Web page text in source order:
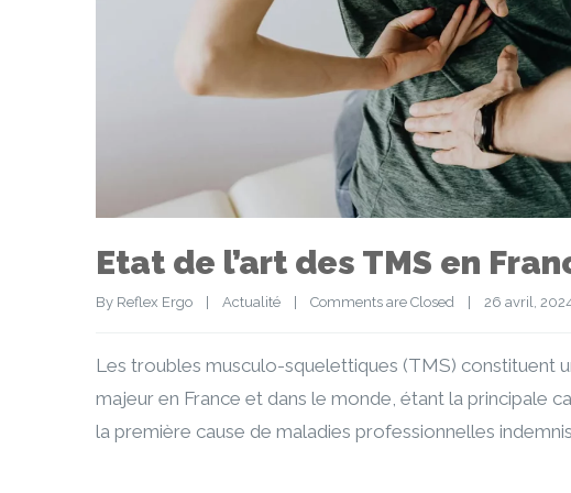
Etat de l’art des TMS en
By Reflex Ergo | Actualité | Comments are Closed | 26 avril,
Les troubles musculo-squelettiques (TMS) constituent
majeur en France et dans le monde, étant la principale
la première cause de maladies professionnelles